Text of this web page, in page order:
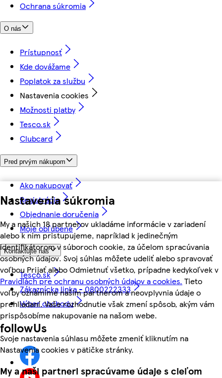
Nastavenia súkromia
My a našich 18 partnerov ukladáme informácie v zariadení
alebo k nim pristupujeme, napríklad k jedinečným
identifikátorom v súboroch cookie, za účelom spracúvania
osobných údajov. Svoj súhlas môžete udeliť alebo spravovať
voľbou Prijať alebo Odmietnuť všetko, prípadne kedykoľvek v
Pravidlách pre ochranu osobných údajov a cookies. Tieto
voľby oznámime našim partnerom a neovplyvnia údaje o
prehliadaní. Vaše rozhodnutie však zmení spôsob, akým vám
prispôsobíme nakupovanie na našom webe.
Svoje nastavenia súhlasu môžete zmeniť kliknutím na
Nastavenia cookies v pätičke stránky.
My a naši partneri spracúvame údaje s cieľom
Ochrana súkromia
O nás
Prístupnosť
Kde dovážame
Poplatok za službu
Nastavenia cookies
Možnosti platby
Tesco.sk
Clubcard
Pred prvým nákupom
Ako nakupovať
Registrácia
Objednanie doručenia
Moje obľúbené
Kontaktujte nás
Tesco.sk
Zákaznícka linka - 0800222333
Výber obchodu
followUs